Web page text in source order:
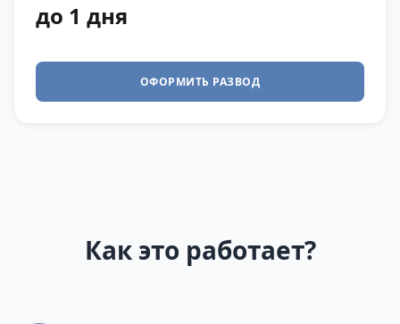
до 1 дня
ОФОРМИТЬ РАЗВОД
Как это работает?